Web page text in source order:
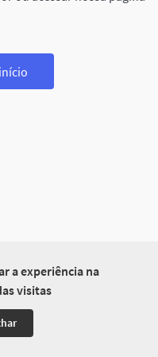
a experiência na
visitas